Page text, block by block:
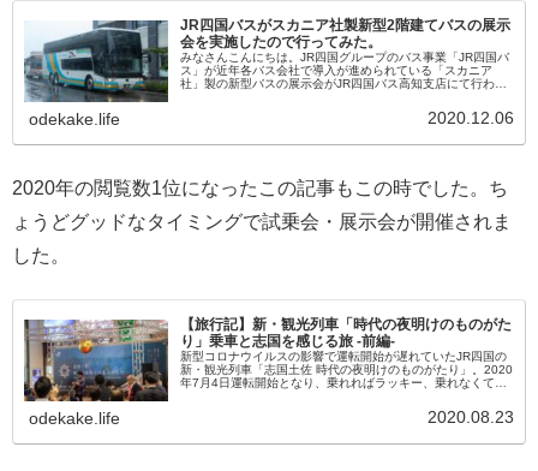
JR四国バスがスカニア社製新型2階建てバスの展示
会を実施したので行ってみた。
みなさんこんにちは。JR四国グループのバス事業「JR四国バ
ス」が近年各バス会社で導入が進められている「スカニア
社」製の新型バスの展示会がJR四国バス高知支店にて行われ
odekake.life 2020.12.06
2020年の閲覧数1位になったこの記事もこの時でした。ち
ょうどグッドなタイミングで試乗会・展示会が開催されま
した。
【旅行記】新・観光列車「時代の夜明けのものがた
り」乗車と志国を感じる旅 -前編-
新型コロナウイルスの影響で運転開始が遅れていたJR四国の
新・観光列車「志国土佐 時代の夜明けのものがたり」。2020
年7月4日運転開始となり、乗れればラッキー、乗れなくても
odekake.life 2020.08.23